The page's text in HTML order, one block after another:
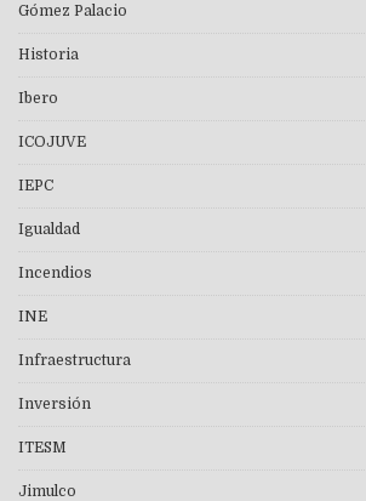
Gómez Palacio
Historia
Ibero
ICOJUVE
IEPC
Igualdad
Incendios
INE
Infraestructura
Inversión
ITESM
Jimulco